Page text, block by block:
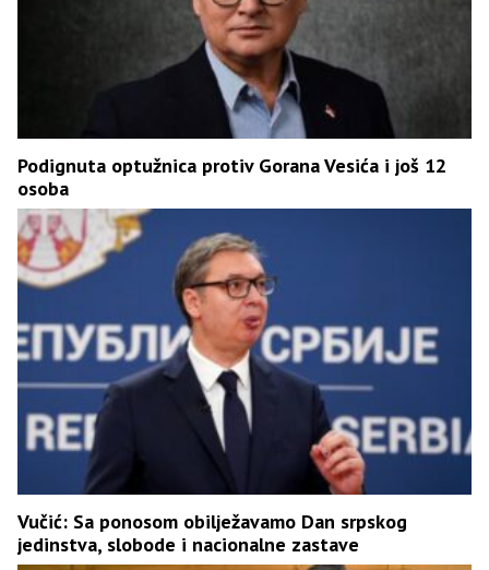
Podignuta optužnica protiv Gorana Vesića i još 12
osoba
Vučić: Sa ponosom obilježavamo Dan srpskog
jedinstva, slobode i nacionalne zastave